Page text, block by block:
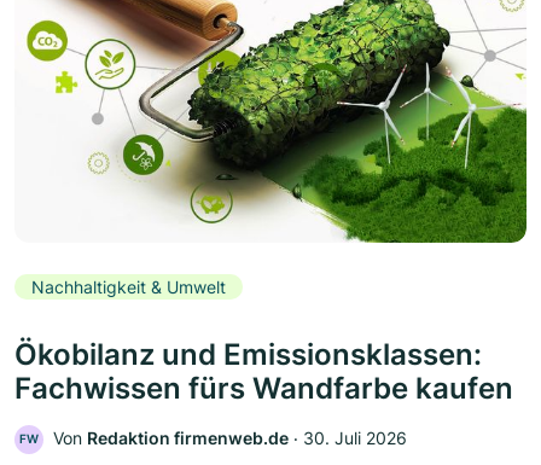
Nachhaltigkeit & Umwelt
Ökobilanz und Emissionsklassen:
Fachwissen fürs Wandfarbe kaufen
FW Von Redaktion firmenweb.de ‧ 30. Juli 2026